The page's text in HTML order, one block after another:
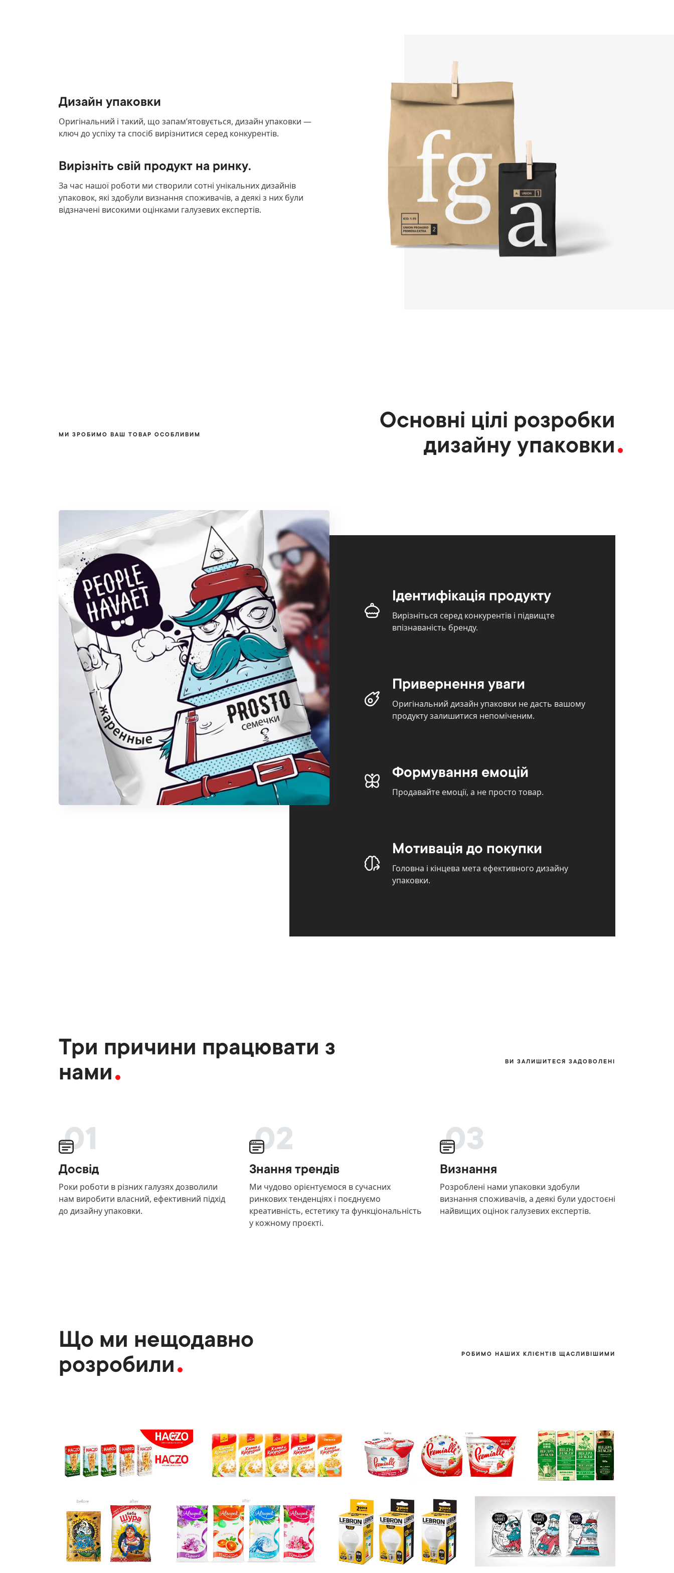
Дизайн упаковки
Оригінальний і такий, що запам’ятовується, дизайн упаковки —
ключ до успіху та спосіб вирізнитися серед конкурентів.
Вирізніть свій продукт на ринку.
За час нашої роботи ми створили сотні унікальних дизайнів
упаковок, які здобули визнання споживачів, а деякі з них були
відзначені високими оцінками галузевих експертів.
МИ ЗРОБИМО ВАШ ТОВАР ОСОБЛИВИМ
Основні цілі розробки
дизайну упаковки
Ідентифікація продукту
Вирізніться серед конкурентів і підвищте
впізнаваність бренду.
Привернення уваги
Оригінальний дизайн упаковки не дасть вашому
продукту залишитися непоміченим.
Формування емоцій
Продавайте емоції, а не просто товар.
Мотивація до покупки
Головна і кінцева мета ефективного дизайну
упаковки.
Три причини працювати з
нами
ВИ ЗАЛИШИТЕСЯ ЗАДОВОЛЕНІ
01
Досвід
Роки роботи в різних галузях дозволили
нам виробити власний, ефективний підхід
до дизайну упаковки.
02
Знання трендів
Ми чудово орієнтуємося в сучасних
ринкових тенденціях і поєднуємо
креативність, естетику та функціональність
у кожному проєкті.
03
Визнання
Розроблені нами упаковки здобули
визнання споживачів, а деякі були удостоєні
найвищих оцінок галузевих експертів.
Що ми нещодавно
розробили
РОБИМО НАШИХ КЛІЄНТІВ ЩАСЛИВІШИМИ